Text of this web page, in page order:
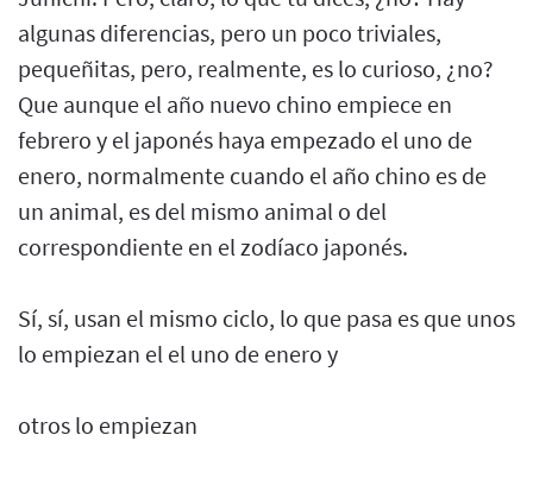
algunas diferencias, pero un poco triviales,
pequeñitas, pero, realmente, es lo curioso, ¿no?
Que aunque el año nuevo chino empiece en
febrero y el japonés haya empezado el uno de
enero, normalmente cuando el año chino es de
un animal, es del mismo animal o del
correspondiente en el zodíaco japonés.
Sí, sí, usan el mismo ciclo, lo que pasa es que unos
lo empiezan el el uno de enero y
otros lo empiezan